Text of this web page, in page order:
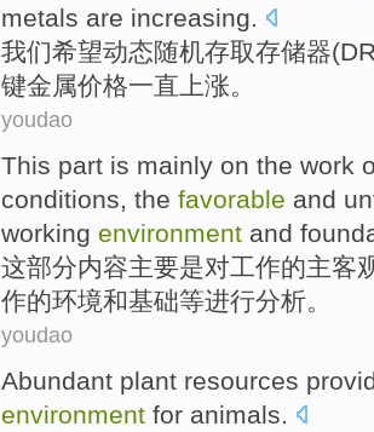
metals are increasing.
我们希望动态随机存取存储器
键金属价格一直上涨。
youdao
This part is mainly on the work
conditions, the favorable and
working environment and
这部分内容主要是对工作的主客
作的环境和基础等进行分析。
youdao
Abundant plant resources
environment for animals.